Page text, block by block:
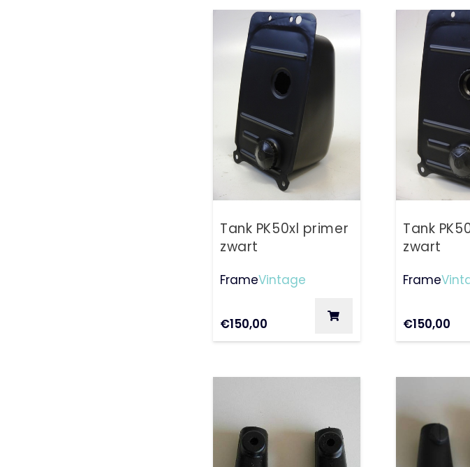
Tank PK50xl primer
zwart
FrameVintage
€150,00
Tank
zwart
Frame
€150,00